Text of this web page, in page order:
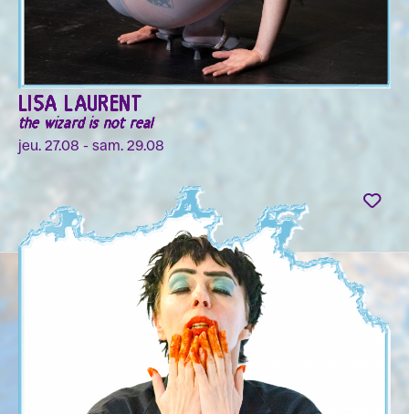
LISA LAURENT
the wizard is not real
jeu. 27.08 - sam. 29.08